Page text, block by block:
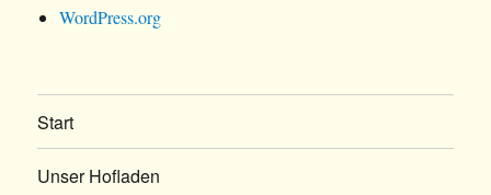
WordPress.org
Start
Unser Hofladen